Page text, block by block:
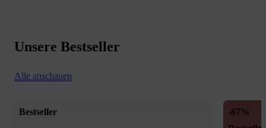
Unsere Bestseller
Alle anschauen
Bestseller
-67%